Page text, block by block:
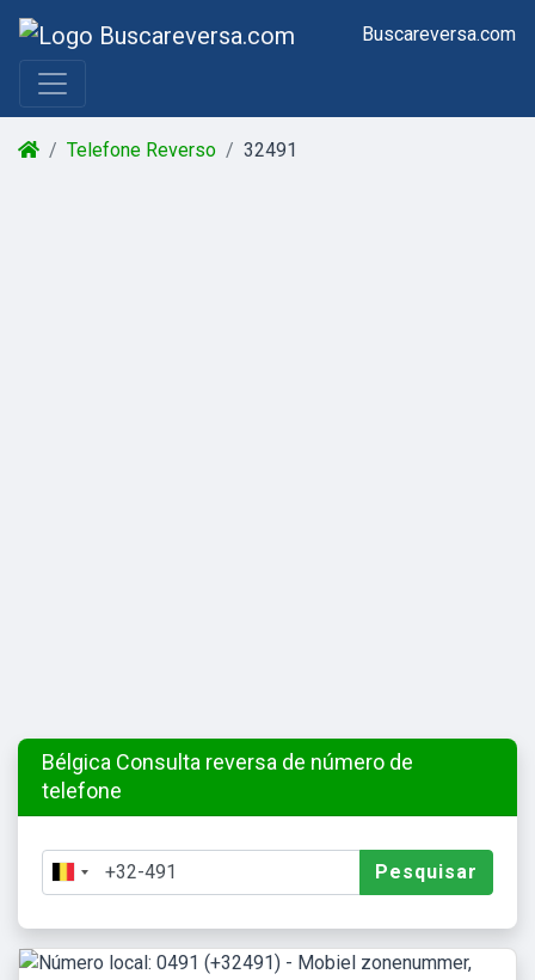
Buscareversa.com
Telefone Reverso 32491
Bélgica Consulta reversa de número de
telefone
Pesquisar